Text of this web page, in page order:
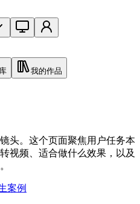
我的作品
头。这个页面聚焦用户任务本
视频、适合做什么效果，以及
案例